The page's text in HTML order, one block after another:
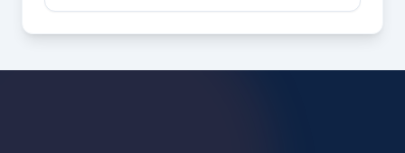
Bedrijvigheid in Roosendaal
(2025)